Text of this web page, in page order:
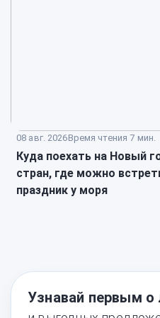
08 авг. 2026Время чтения 7 мин.
Куда поехать на Новый
стран, где можно
праздник у моря
Узнавай первым о